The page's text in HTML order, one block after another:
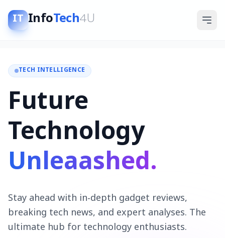
IT InfoTech4U
TECH INTELLIGENCE
Future
Technology
Unleaashed.
Stay ahead with in-depth gadget reviews,
breaking tech news, and expert analyses. The
ultimate hub for technology enthusiasts.